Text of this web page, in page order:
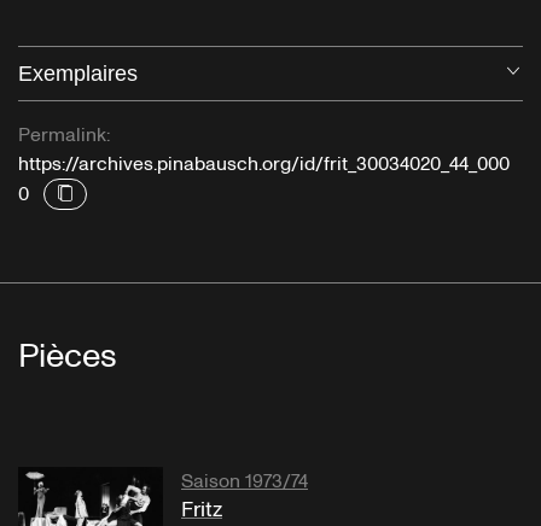
Exemplaires
Permalink:
https://archives.pinabausch.org/id/frit_30034020_44_000
0
Pièces
Saison 1973/74
Fritz